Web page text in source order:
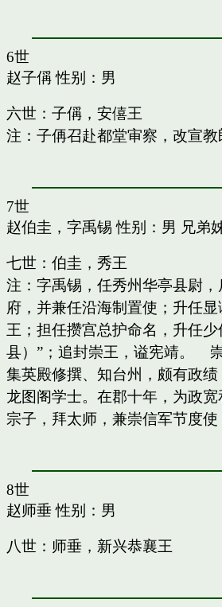
6世
赵子偁性别：男
六世：子偁，安僖王
注：子侢召赴都堂审察，改宣
7世
赵伯圭，字禹锡 性别：男 兄弟
七世：伯圭，秀王
注：字禹锡，任秀州华亭县尉
府，并兼任沿海制置使；升任
王；担任攒宫总护命名，升任
县）”；追封崇王，谥宪靖。
集英殿修撰、知台州，颇有政
龙图阁学士。在郡十年，为政
宗子，拜太师，兼崇信军节度
8世
赵师垂性别：男
八世：师垂，新兴恭襄王